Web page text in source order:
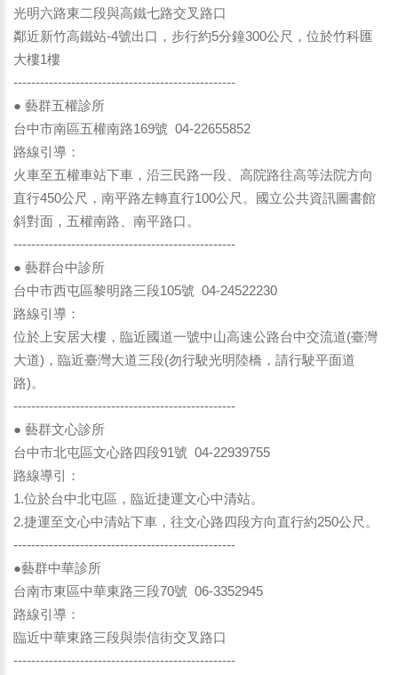
光明六路東二段與高鐵七路交叉路口
鄰近新竹高鐵站-4號出口，步行約5分鐘300公尺，位於竹科匯
大樓1樓
--------------------------------------------------
● 藝群五權診所
台中市南區五權南路169號 04-22655852
路線引導：
火車至五權車站下車，沿三民路一段、高院路往高等法院方向
直行450公尺，南平路左轉直行100公尺。國立公共資訊圖書館
斜對面，五權南路、南平路口。
--------------------------------------------------
● 藝群台中診所
台中市西屯區黎明路三段105號 04-24522230
路線引導：
位於上安居大樓，臨近國道一號中山高速公路台中交流道(臺灣
大道)，臨近臺灣大道三段(勿行駛光明陸橋，請行駛平面道
路)。
--------------------------------------------------
● 藝群文心診所
台中市北屯區文心路四段91號 04-22939755
路線導引：
1.位於台中北屯區，臨近捷運文心中清站。
2.捷運至文心中清站下車，往文心路四段方向直行約250公尺。
--------------------------------------------------
●藝群中華診所
台南市東區中華東路三段70號 06-3352945
路線引導：
臨近中華東路三段與崇信街交叉路口
--------------------------------------------------